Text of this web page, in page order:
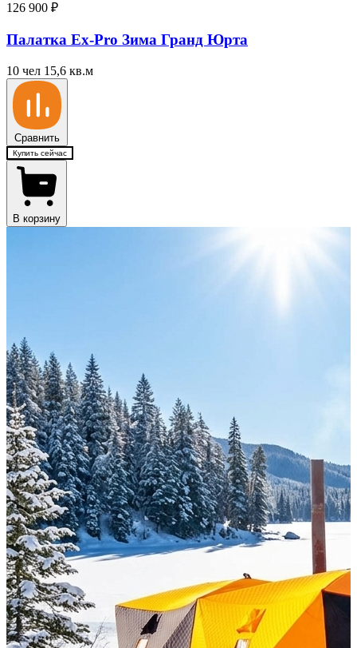
126 900 ₽
Палатка Ex-Pro Зима Гранд Юрта
10 чел 15,6 кв.м
Сравнить
Купить сейчас
В корзину